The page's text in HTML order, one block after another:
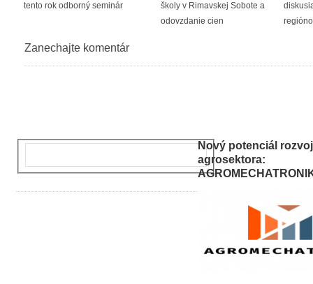
tento rok odborný seminár
školy v Rimavskej Sobote a
odovzdanie cien
Zanechajte komentár
Nový potenciál
agrosektora: